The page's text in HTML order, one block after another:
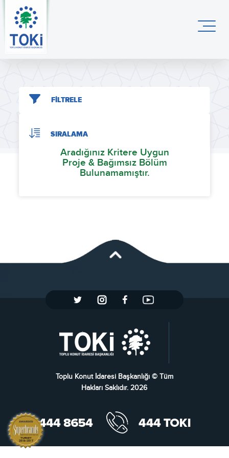
FİLTRELE
SIRALAMA
Aradığınız Kritere Uygun
Proje & Bağımsız Bölüm
Bulunamamıştır.
Toplu Konut İdaresi Başkanlığı © Tüm
Hakları Saklıdır. 2026